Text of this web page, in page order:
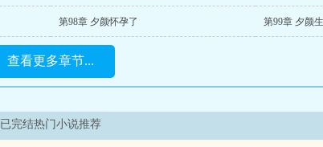
第98章 夕颜怀孕了 第99章 夕颜
查看更多章节...
已完结热门小说推荐